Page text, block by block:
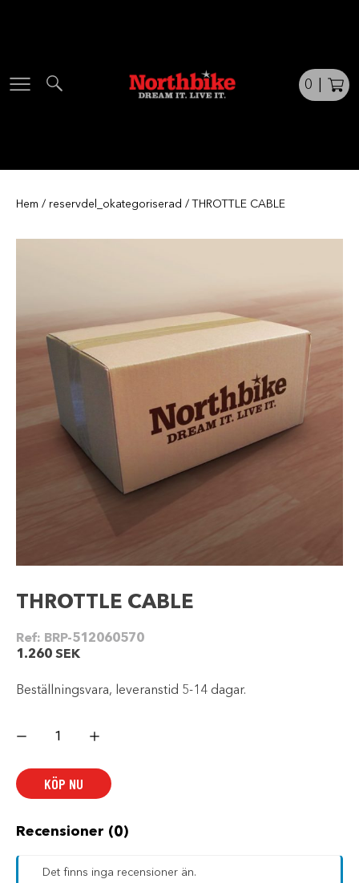
0
Hem / reservdel_okategoriserad / THROTTLE CABLE
THROTTLE CABLE
Ref: BRP-512060570
1.260 SEK
Beställningsvara, leveranstid 5-14 dagar.
CABLE
KÖP NU
Recensioner (0)
Det finns inga recensioner än.